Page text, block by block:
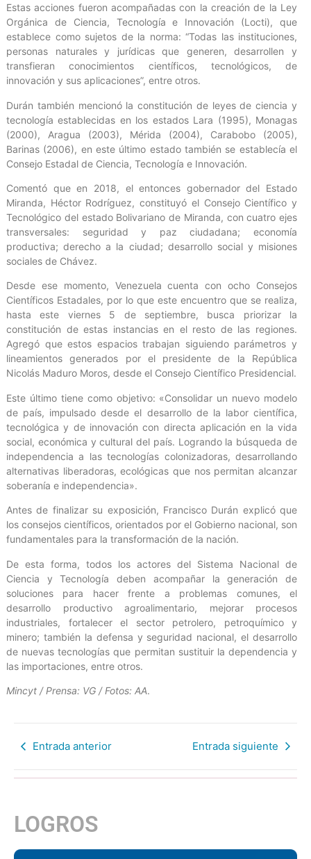
Estas acciones fueron acompañadas con la creación de la Ley
Orgánica de Ciencia, Tecnología e Innovación (Locti), que
establece como sujetos de la norma: “Todas las instituciones,
personas naturales y jurídicas que generen, desarrollen y
transfieran conocimientos científicos, tecnológicos, de
innovación y sus aplicaciones”, entre otros.
Durán también mencionó la constitución de leyes de ciencia y
tecnología establecidas en los estados Lara (1995), Monagas
(2000), Aragua (2003), Mérida (2004), Carabobo (2005),
Barinas (2006), en este último estado también se establecía el
Consejo Estadal de Ciencia, Tecnología e Innovación.
Comentó que en 2018, el entonces gobernador del Estado
Miranda, Héctor Rodríguez, constituyó el Consejo Científico y
Tecnológico del estado Bolivariano de Miranda, con cuatro ejes
transversales: seguridad y paz ciudadana; economía
productiva; derecho a la ciudad; desarrollo social y misiones
sociales de Chávez.
Desde ese momento, Venezuela cuenta con ocho Consejos
Científicos Estadales, por lo que este encuentro que se realiza,
hasta este viernes 5 de septiembre, busca priorizar la
constitución de estas instancias en el resto de las regiones.
Agregó que estos espacios trabajan siguiendo parámetros y
lineamientos generados por el presidente de la República
Nicolás Maduro Moros, desde el Consejo Científico Presidencial.
Este último tiene como objetivo: «Consolidar un nuevo modelo
de país, impulsado desde el desarrollo de la labor científica,
tecnológica y de innovación con directa aplicación en la vida
social, económica y cultural del país. Logrando la búsqueda de
independencia a las tecnologías colonizadoras, desarrollando
alternativas liberadoras, ecológicas que nos permitan alcanzar
soberanía e independencia».
Antes de finalizar su exposición, Francisco Durán explicó que
los consejos científicos, orientados por el Gobierno nacional, son
fundamentales para la transformación de la nación.
De esta forma, todos los actores del Sistema Nacional de
Ciencia y Tecnología deben acompañar la generación de
soluciones para hacer frente a problemas comunes, el
desarrollo productivo agroalimentario, mejorar procesos
industriales, fortalecer el sector petrolero, petroquímico y
minero; también la defensa y seguridad nacional, el desarrollo
de nuevas tecnologías que permitan sustituir la dependencia y
las importaciones, entre otros.
Mincyt / Prensa: VG / Fotos: AA.
Entrada anterior Entrada siguiente
LOGROS